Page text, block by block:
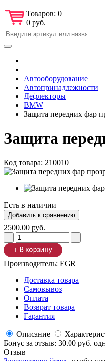
Товаров: 0
0 руб.
Автооборудование
Автопринадлежности
Дефлекторы
BMW
Защита передних фар
Защита
Код товара: 210010
Есть в наличии
2500.00 руб.
Производитель: EGR
Доставка товара
Самовывоз
Оплата
Возврат товара
Гарантия
Описание
Бонус за отзыв: 30.00 руб.
Отзыв